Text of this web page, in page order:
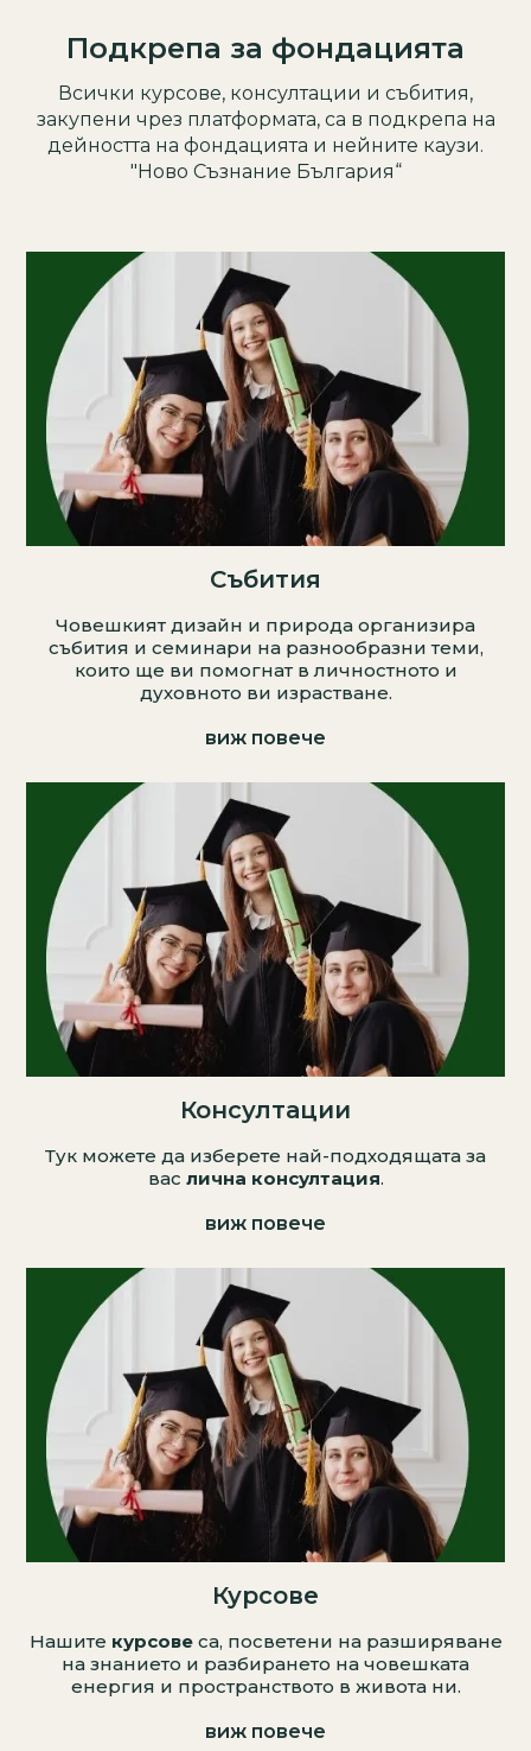
Подкрепа за фондацията
Всички курсове, консултации и събития,
закупени чрез платформата, са в подкрепа на
дейността на фондацията и нейните каузи.
"Ново Съзнание България“
Събития
Човешкият дизайн и природа организира
събития и семинари на разнообразни теми,
които ще ви помогнат в личностното и
духовното ви израстване.
виж повече
Консултации
Тук можете да изберете най-подходящата за
вас лична консултация.
виж повече
Курсове
Нашите курсовеса, посветени на разширяване
на знанието и разбирането на човешката
енергия и пространството в живота ни.
виж повече